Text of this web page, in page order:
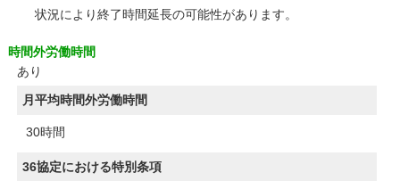
状況により終了時間延長の可能性があります。
時間外労働時間
あり
月平均時間外労働時間
30時間
36協定における特別条項